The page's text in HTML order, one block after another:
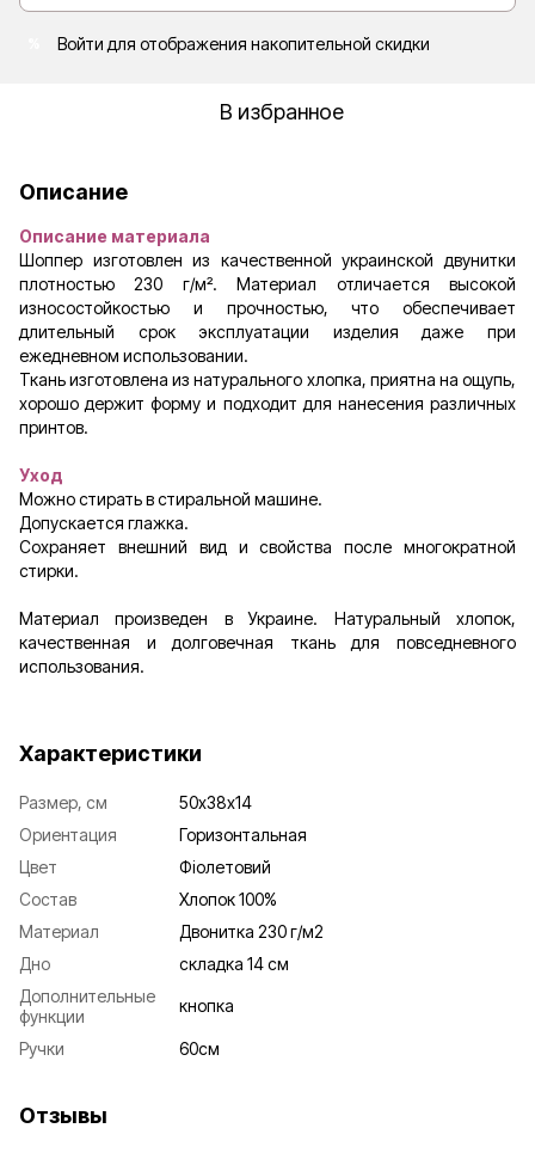
Войти для отображения накопительной скидки
В избранное
Описание
Описание материала
Шоппер изготовлен из качественной украинской двунитки
плотностью 230 г/м². Материал отличается высокой
износостойкостью и прочностью, что обеспечивает
длительный срок эксплуатации изделия даже при
ежедневном использовании.
Ткань изготовлена из натурального хлопка, приятна на ощупь,
хорошо держит форму и подходит для нанесения различных
принтов.
Уход
Можно стирать в стиральной машине.
Допускается глажка.
Сохраняет внешний вид и свойства после многократной
стирки.
Материал произведен в Украине. Натуральный хлопок,
качественная и долговечная ткань для повседневного
использования.
Характеристики
Размер, см
50х38х14
Ориентация
Горизонтальная
Цвет
Фіолетовий
Состав
Хлопок 100%
Материал
Двонитка 230 г/м2
Дно
складка 14 см
Дополнительные
функции
кнопка
Ручки 60см
Отзывы